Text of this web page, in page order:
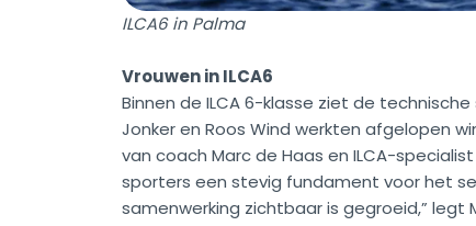
ILCA6 in Palma
Vrouwen in ILCA6
Binnen de ILCA 6-klasse ziet de
Jonker en Roos Wind werkten afgelopen
van coach Marc de Haas en ILCA-
sporters een stevig fundament voor het
samenwerking zichtbaar is gegroeid,” legt